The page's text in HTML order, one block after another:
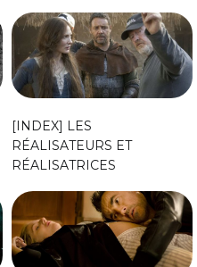
[INDEX] LES
RÉALISATEURS ET
RÉALISATRICES